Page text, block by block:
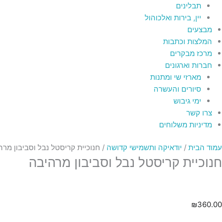
תבלינים
יין, בירות ואלכוהול
מבצעים
המלצות וכתבות
מרכז מבקרים
חברות וארגונים
מארזי שי ומתנות
סיורים והעשרה
ימי גיבוש
צרו קשר
מדיניות משלוחים
עמוד הבית / יודאיקה ותשמישי קדושה / חנוכיית קריסטל נבל וסביבון
חנוכיית קריסטל נבל וסביבון מרהיבה
₪360.00